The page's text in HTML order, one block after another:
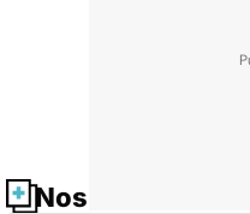
Nos fiches santé